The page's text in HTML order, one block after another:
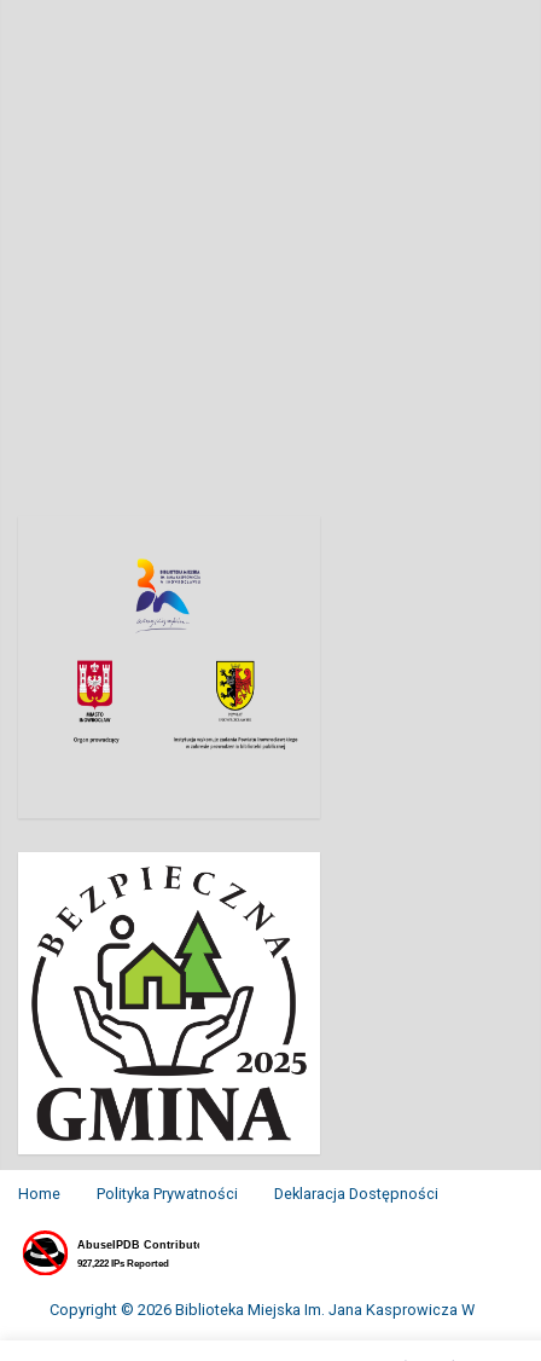
Home Polityka Prywatności Deklaracja Dostępności
Copyright © 2026 Biblioteka Miejska Im. Jana Kasprowicza W